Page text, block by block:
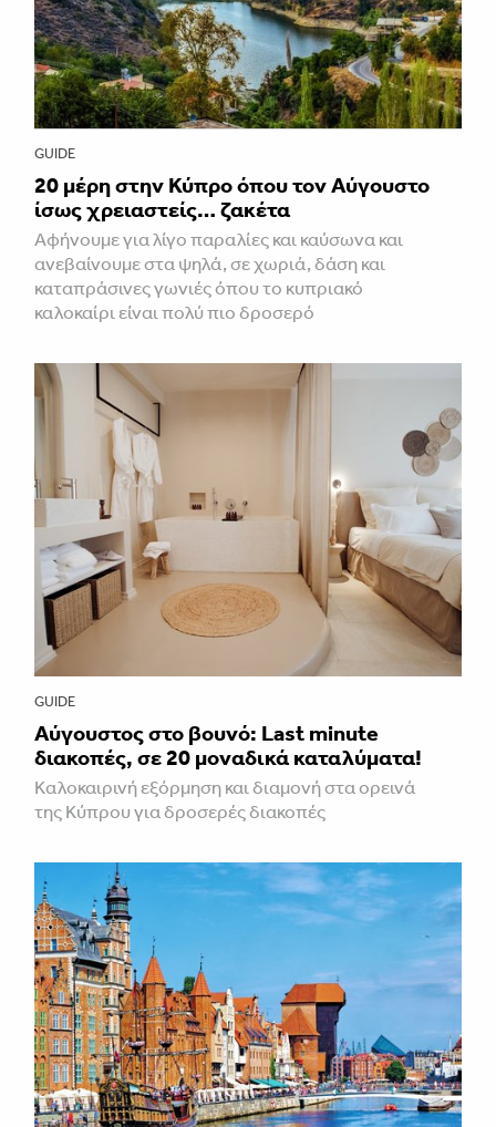
GUIDE
20 μέρη στην Κύπρο όπου τον Αύγουστο
ίσως χρειαστείς… ζακέτα
Αφήνουμε για λίγο παραλίες και καύσωνα και
ανεβαίνουμε στα ψηλά, σε χωριά, δάση και
καταπράσινες γωνιές όπου το κυπριακό
καλοκαίρι είναι πολύ πιο δροσερό
GUIDE
Aύγουστος στο βουνό: Last minute
διακοπές, σε 20 μοναδικά καταλύματα!
Καλοκαιρινή εξόρμηση και διαμονή στα ορεινά
της Κύπρου για δροσερές διακοπές